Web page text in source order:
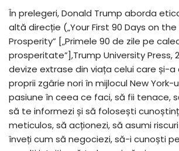
În prelegeri, Donald Trump aborda
altă direcție („Your First 90 Days on
Prosperity” [„Primele 90 de zile pe
prosperitate”],Trump University Press,
devize extrase din viața celui care și-
proprii zgârie nori în mijlocul New York-
pasiune în ceea ce faci, să fii tenace,
să te informezi și să folosești
meticulos, să acționezi, să asumi
înveți cum să negociezi, să-i cunoști